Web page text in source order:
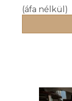
(áfa nélkül)